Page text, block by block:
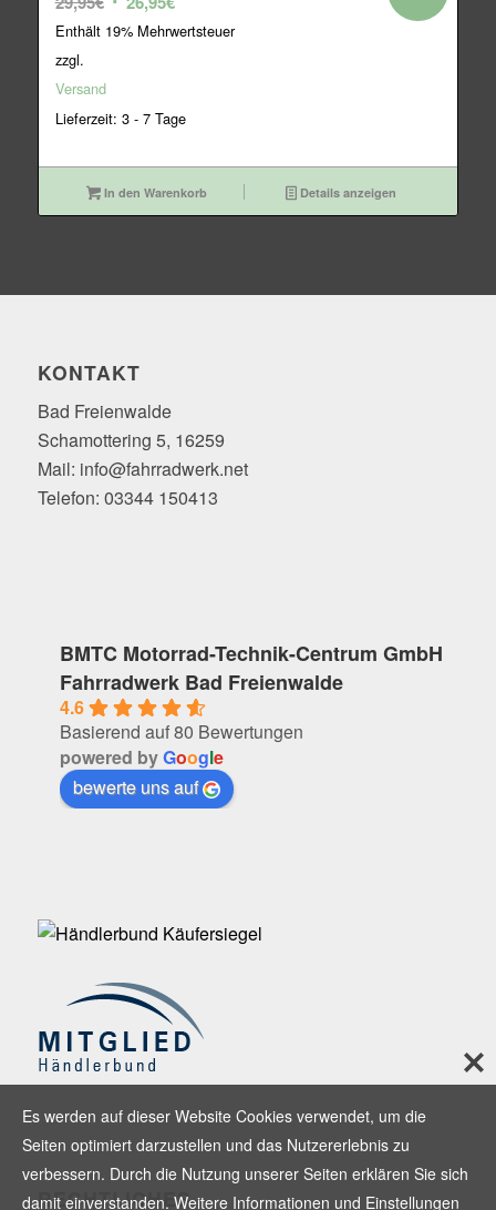
Preis
Preis
Enthält 19% Mehrwertsteuer
zzgl.
Versand
Lieferzeit: 3 - 7 Tage
In den Warenkorb Details anzeigen
KONTAKT
Bad Freienwalde
Schamottering 5, 16259
Mail: info@fahrradwerk.net
Telefon: 03344 150413
BMTC Motorrad-Technik-Centrum GmbH
Fahrradwerk Bad Freienwalde
4.6
Basierend auf 80 Bewertungen
powered byGoogle
bewerte uns auf
RECHTLICHES
Es werden auf dieser Website Cookies verwendet, um die
Seiten optimiert darzustellen und das Nutzererlebnis zu
verbessern. Durch die Nutzung unserer Seiten erklären Sie sich
damit einverstanden. Weitere Informationen und Einstellungen